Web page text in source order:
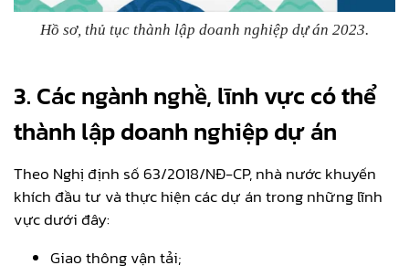
Hồ sơ, thủ tục thành lập doanh nghiệp dự án 2023.
3. Các ngành nghề, lĩnh vực có thể
thành lập doanh nghiệp dự án
Theo Nghị định số 63/2018/NĐ-CP, nhà nước khuyến
khích đầu tư và thực hiện các dự án trong những lĩnh
vực dưới đây:
Giao thông vận tải;